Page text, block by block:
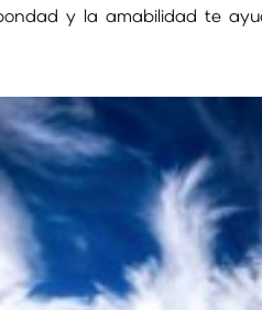
y la amabilidad te